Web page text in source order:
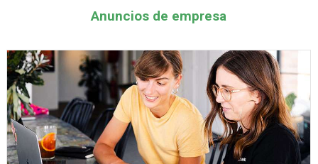
Anuncios de empresa